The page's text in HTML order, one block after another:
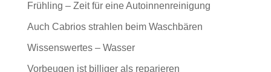
Frühling – Zeit für eine Autoinnenreinigung
Auch Cabrios strahlen beim Waschbären
Wissenswertes – Wasser
Vorbeugen ist billiger als reparieren